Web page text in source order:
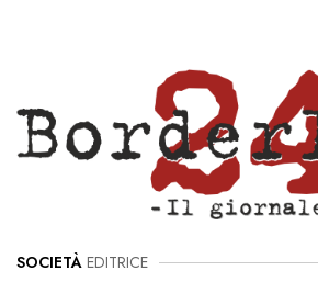
SOCIETÀ EDITRICE